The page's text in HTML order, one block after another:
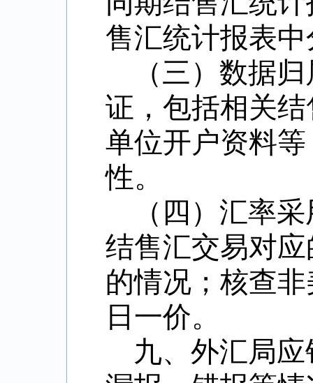
售汇统计报表
（三）数据
证，包括相关
单位开户资料
性。
（四）汇率
结售汇交易对
的情况；核查
日一价。
九、外汇局